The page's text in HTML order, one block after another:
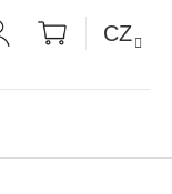
PŘIHLÁŠENÍ
NÁKUPNÍ
KOŠÍK
CZ